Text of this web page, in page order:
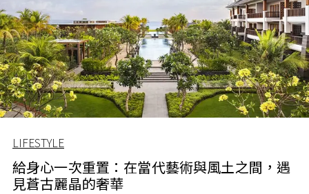
LIFESTYLE
給身心一次重置：在當代藝術與風土之間，遇
見蒼古麗晶的奢華